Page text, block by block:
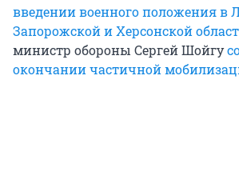
введении военного положения в
Запорожской и Херсонской
министр обороны Сергей Шойгу
окончании частичной